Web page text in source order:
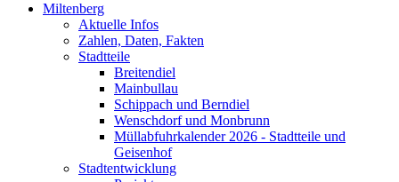
Miltenberg
Aktuelle Infos
Zahlen, Daten, Fakten
Stadtteile
Breitendiel
Mainbullau
Schippach und Berndiel
Wenschdorf und Monbrunn
Müllabfuhrkalender 2026 - Stadtteile und
Geisenhof
Stadtentwicklung